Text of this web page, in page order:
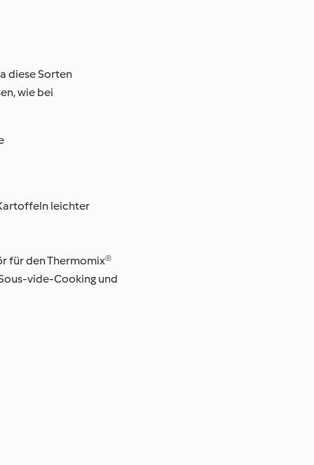
diese Sorten
wie bei
leichter
für den Thermomix®
vide-Cooking und